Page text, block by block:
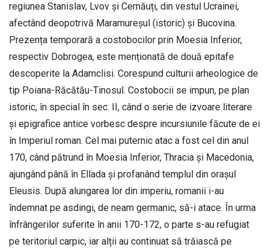
regiunea Stanislav, Lvov și Cernăuți, din vestul Ucrainei,
afectând deopotrivă Maramureșul (istoric) și Bucovina.
Prezența temporară a costobocilor prin Moesia Inferior,
respectiv Dobrogea, este menționată de două epitafe
descoperite la Adamclisi. Corespund culturii arheologice de
tip Poiana-Răcătău-Tinosul. Costobocii se impun, pe plan
istoric, în special în sec. II, când o serie de izvoare literare
și epigrafice antice vorbesc despre incursiunile făcute de ei
în Imperiul roman. Cel mai puternic atac a fost cel din anul
170, când pătrund în Moesia Inferior, Thracia și Macedonia,
ajungând până în Ellada și profanând templul din orașul
Eleusis. După alungarea lor din imperiu, romanii i-au
îndemnat pe asdingi, de neam germanic, să-i atace. În urma
înfrângerilor suferite în anii 170-172, o parte s-au refugiat
pe teritoriul carpic, iar alții au continuat să trăiască pe